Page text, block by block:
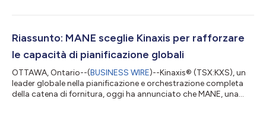
teleconferenza verrà ospitata giovedì 6 agosto alle 8:30 (ora
Yaraskavitch, Vicepresidente, Pianificazione e analisi finanziaria.
Riassunto: MANE sceglie Kinaxis per rafforzare
le capacità di pianificazione globali
OTTAWA, Ontario--(BUSINESS WIRE)--Kinaxis® (TSX:KXS), un
leader globale nella pianificazione e orchestrazione completa
della catena di fornitura, oggi ha annunciato che MANE, una